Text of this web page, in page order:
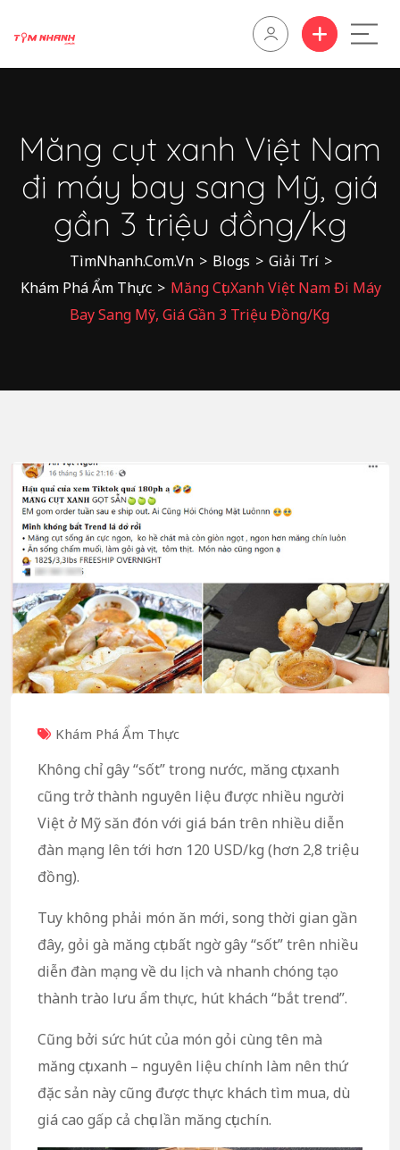
Măng cụt xanh Việt Nam
đi máy bay sang Mỹ, giá
gần 3 triệu đồng/kg
TìmNhanh.Com.Vn > Blogs > Giải Trí >
Khám Phá Ẩm Thực > Măng Cụt Xanh Việt Nam Đi Máy
Bay Sang Mỹ, Giá Gần 3 Triệu Đồng/kg
Khám Phá Ẩm Thực
Không chỉ gây “sốt” trong nước, măng cụt xanh
cũng trở thành nguyên liệu được nhiều người
Việt ở Mỹ săn đón với giá bán trên nhiều diễn
đàn mạng lên tới hơn 120 USD/kg (hơn 2,8 triệu
đồng).
Tuy không phải món ăn mới, song thời gian gần
đây, gỏi gà măng cụt bất ngờ gây “sốt” trên nhiều
diễn đàn mạng về du lịch và nhanh chóng tạo
thành trào lưu ẩm thực, hút khách “bắt trend”.
Cũng bởi sức hút của món gỏi cùng tên mà
măng cụt xanh – nguyên liệu chính làm nên thứ
đặc sản này cũng được thực khách tìm mua, dù
giá cao gấp cả chục lần măng cụt chín.